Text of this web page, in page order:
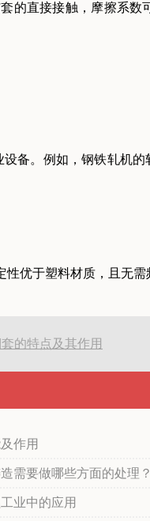
的直接接触，摩擦系数
备。例如，钢铁轧机的
优于塑料材质，且无需
的特点及其作用
作用
需要做哪些方面的处理？
业中的应用